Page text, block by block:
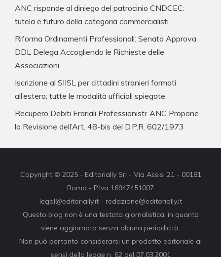
ANC risponde al diniego del patrocinio CNDCEC:
tutela e futuro della categoria commercialisti
Riforma Ordinamenti Professionali: Senato Approva
DDL Delega Accogliendo le Richieste delle
Associazioni
Iscrizione al SIISL per cittadini stranieri formati
all’estero: tutte le modalità ufficiali spiegate
Recupero Debiti Erariali Professionisti: ANC Propone
la Revisione dell’Art. 48-bis del D.P.R. 602/1973
Copyright © 2025 - Editorially Srl - Via Assisi 21 - 00181
Roma - P.Iva 16947451007
legal@editorially.it - redazione@editorially.it
Questo blog non è una testata giornalistica, in quanto
viene aggiornato senza alcuna periodicità.
Non può pertanto considerarsi un prodotto editoriale ai
sensi della legge n. 62 del 07.03.2001